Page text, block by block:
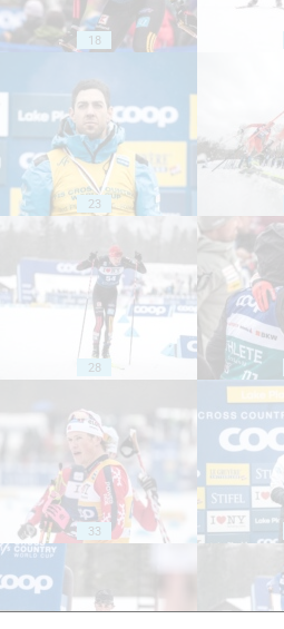
18
23
28
33